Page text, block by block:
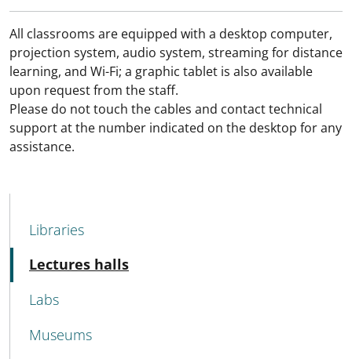
All classrooms are equipped with a desktop computer,
projection system, audio system, streaming for distance
learning, and Wi-Fi; a graphic tablet is also available
upon request from the staff.
Please do not touch the cables and contact technical
support at the number indicated on the desktop for any
assistance.
MENU CEV SECOND NAVIGATION
Libraries
Lectures halls
Labs
Museums